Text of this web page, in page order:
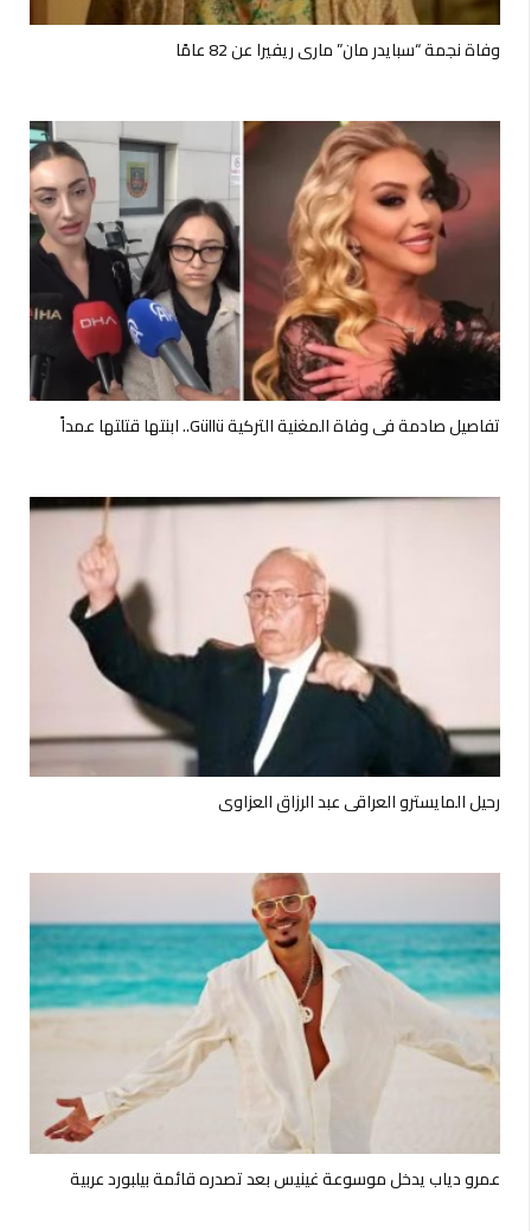
وفاة نجمة “سبايدر مان” ماري ريفيرا عن 82 عامًا
تفاصيل صادمة في وفاة المغنية التركية Güllü.. ابنتها قتلتها عمداً
رحيل المايسترو العراقي عبد الرزاق العزاوي
عمرو دياب يدخل موسوعة غينيس بعد تصدره قائمة بيلبورد عربية